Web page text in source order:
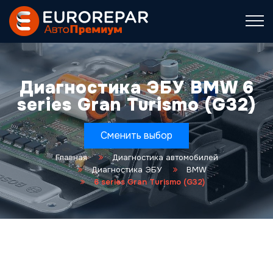
Диагностика ЭБУ BMW 6
series Gran Turismo (G32)
Сменить выбор
Главная
Диагностика автомобилей
Диагностика ЭБУ
BMW
6 series Gran Turismo (G32)